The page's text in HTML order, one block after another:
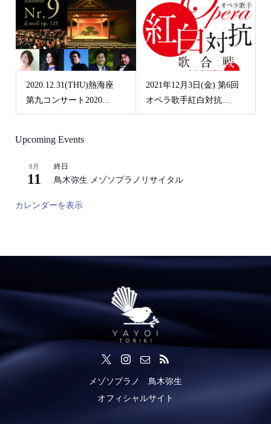
2020.12.31(THU)熱海座
第九コンサート2020...
2021年12月3日(金) 第6回
オペラ歌手紅白対抗...
Upcoming Events
8月
11
終日
鳥木弥生 メゾソプラノリサイタル
カレンダーを表示
メゾソプラノ 鳥木弥生
オフィシャルサイト